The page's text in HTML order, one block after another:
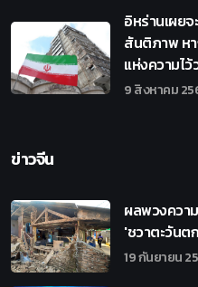
อิหร่านเผย
สันติภาพ ห
แห่งความไว้
9 สิงหาคม
ข่าวจีน
ผลพวงควา
'ชวาตะวันต
19 กันยายน